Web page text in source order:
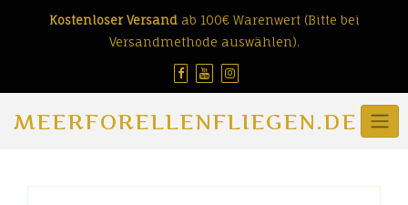
Kostenloser Versandab 100€ Warenwert (Bitte bei
Versandmethode auswählen).
MEERFORELLENFLIEGEN.DE